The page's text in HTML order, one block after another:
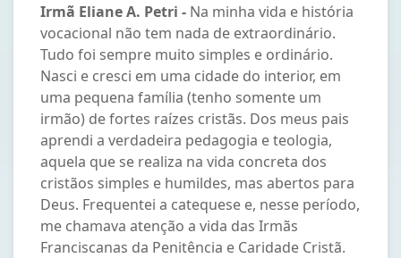
Irmã Eliane A. Petri - Na minha vida e história
vocacional não tem nada de extraordinário.
Tudo foi sempre muito simples e ordinário.
Nasci e cresci em uma cidade do interior, em
uma pequena família (tenho somente um
irmão) de fortes raízes cristãs. Dos meus pais
aprendi a verdadeira pedagogia e teologia,
aquela que se realiza na vida concreta dos
cristãos simples e humildes, mas abertos para
Deus. Frequentei a catequese e, nesse período,
me chamava atenção a vida das Irmãs
Franciscanas da Penitência e Caridade Cristã.